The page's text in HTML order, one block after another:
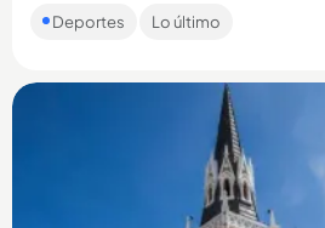
escapar la ventaja y la presea
Deportes Lo último
Compartir